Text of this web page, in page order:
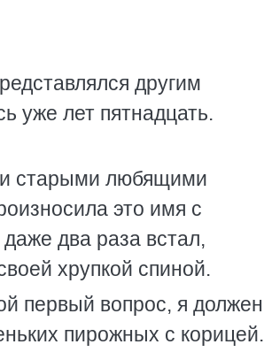
другим
уже лет пятнадцать.
старыми любящими
это имя с
два раза встал,
хрупкой спиной.
первый вопрос, я должен
пирожных с корицей.